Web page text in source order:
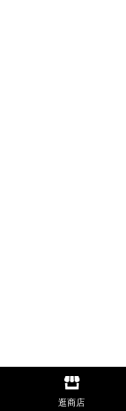
逛商店